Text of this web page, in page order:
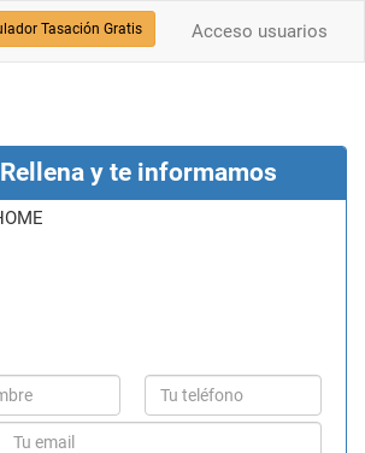
Acceso usuarios
Tasación Gratis
Rellena y te informamos